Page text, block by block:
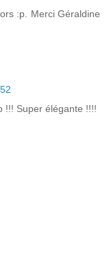
:p. Merci Géraldine
!!! Super élégante !!!!